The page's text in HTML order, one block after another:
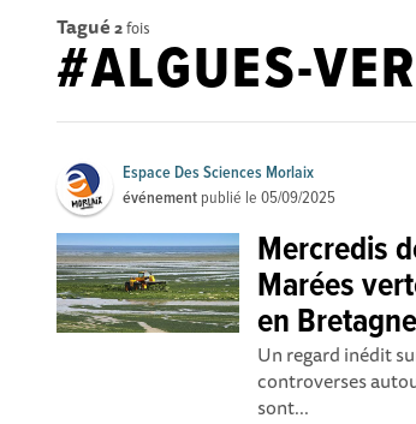
Tagué 2fois
#ALGUES-
Espace Des Sciences Morlaix
événement publié le05/09/2025
Mercredis
Marées
en Bretagne
Un regard inédit
controverses
sont...